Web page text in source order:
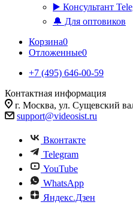
▶️ Консультант
🔔 Для оптовиков
Корзина0
Отложенные0
+7 (495) 646-00-59
Контактная информация
г. Москва, ул. Сущевский
support@videosist.ru
Вконтакте
Telegram
YouTube
WhatsApp
Яндекс.Дзен